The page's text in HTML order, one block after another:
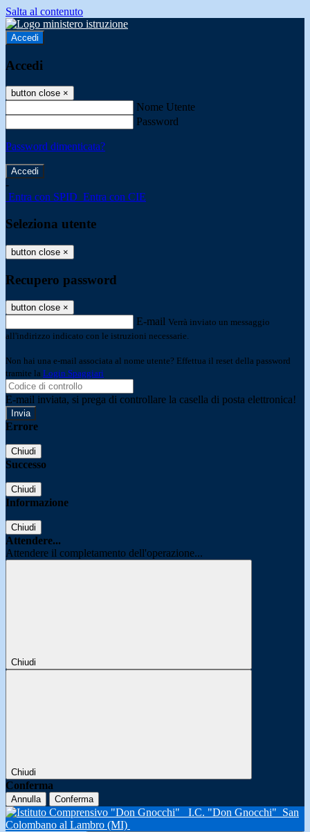
Salta al contenuto
Accedi
Accedi
button close ×
Nome Utente
Password
Password dimenticata?
-
Entra con SPID Entra con CIE
Seleziona utente
button close ×
Recupero password
button close ×
E-mail Verrà inviato un messaggio
all'indirizzo indicato con le istruzioni necessarie.
Non hai una e-mail associata al nome utente? Effettua il reset della password
tramite la Login Spaggiari
E-mail inviata, si prega di controllare la casella di posta elettronica!
Errore
Chiudi
Successo
Chiudi
Informazione
Chiudi
Attendere...
Attendere il completamento dell'operazione...
Chiudi
Chiudi
Conferma
Annulla Conferma
I.C. "Don Gnocchi" San
Colombano al Lambro (MI)